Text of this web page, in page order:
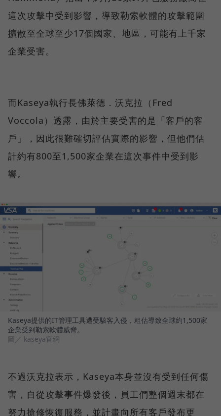
這次攻擊中受到影響，導致勒索軟體的攻擊範圍
擴散至全球至少17個國家、地區，可能有上千家
企業受害。
而Kaseya執行長佛萊德．沃克拉（Fred
Voccola）透露，由於主要受害的是「客戶的客
戶」，因此很難確切評估實際的影響，但他們估
計約有800至1,500家企業在這次事件中受到影
響。
Kaseya提供的IT管理工具遭受駭客入侵，粗估導致全球約1,500家
企業受到勒索軟體威脅。
圖／ kaseya官網
不過沃克拉表示，Kaseya本身並沒有受到任何傷
害，自從攻擊事件爆發後，員工們整個週末都在
努力搶修恢復服務，並計畫向所有客戶發布更